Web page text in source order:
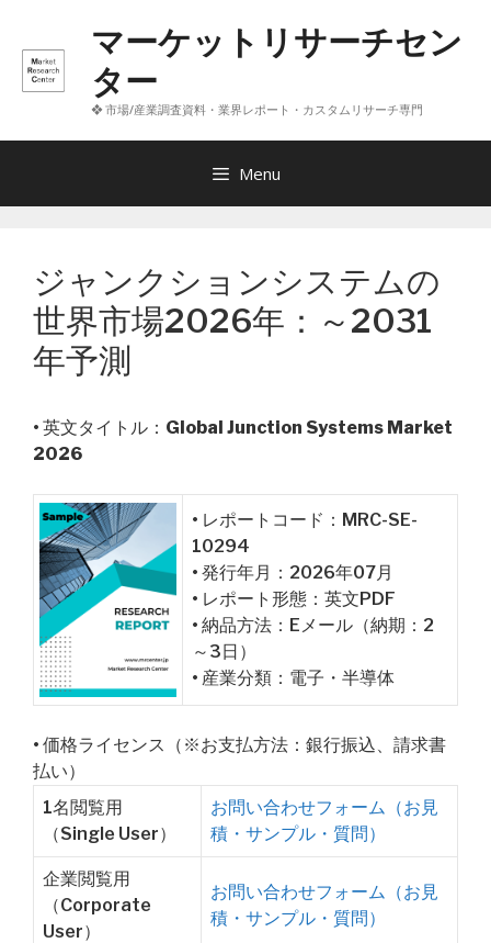
へ
マーケットリサーチセン
ター
❖ 市場/産業調査資料・業界レポート・カスタムリサーチ専門
Menu
ジャンクションシステムの
世界市場2026年：～2031
年予測
• 英文タイトル： Global Junction Systems Market
2026
• レポートコード：MRC-SE-
10294
• 発行年月：2026年07月
• レポート形態：英文PDF
• 納品方法：Eメール（納期：2
～3日）
• 産業分類：電子・半導体
• 価格ライセンス（※お支払方法：銀行振込、請求書
払い）
1名閲覧用
（Single User）
お問い合わせフォーム（お見
積・サンプル・質問）
企業閲覧用
（Corporate
User）
お問い合わせフォーム（お見
積・サンプル・質問）